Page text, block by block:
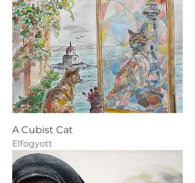
A Cubist Cat
Elfogyott